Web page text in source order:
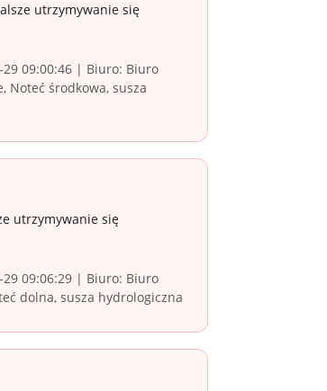
utrzymywanie się
09:00:46 | Biuro: Biuro
Noteć środkowa, susza
utrzymywanie się
09:06:29 | Biuro: Biuro
dolna, susza hydrologiczna